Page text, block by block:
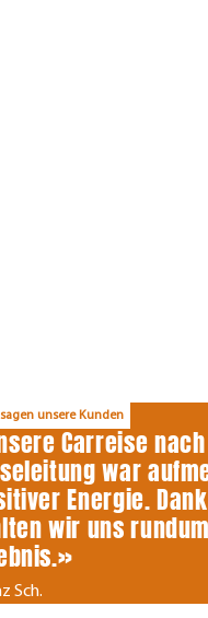
sagen unsere Kunden
Carreise
war
Energie.
wir uns
Sch.